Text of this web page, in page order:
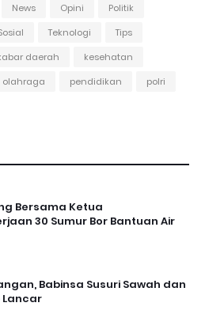
News Opini
Politik
Teknologi
Tips
daerah
kesehatan
olahraga pendidikan
polri
Bersama Ketua
30 Sumur Bor Bantuan Air
Babinsa Susuri Sawah dan
Lancar